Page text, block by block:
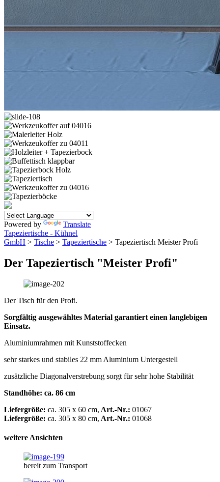
Powered by
Translate
Tapeziertische - Kühnel
GmbH > Tische > Tapeziertische > Tapeziertisch Meister Profi
Der Tapeziertisch "Meister Profi"
Der Tisch für den Profi.
Sorgfältig ausgewähltes Material garantiert einen langlebigen
Einsatz.
Aluminiumrahmen mit Kunststoffecken
sehr starkes und stabiles 22 mm Aluminium Untergestell
zusätzliche Diagonalverstrebung sorgt für sehr hohe Stabilität
Standhöhe: ca. 86 cm
Liefergröße: ca. 305 x 60 cm, Art.-Nr.: 01067
Liefergröße: ca. 305 x 80 cm, Art.-Nr.: 01068
weitere Ansichten
bereit zum Transport